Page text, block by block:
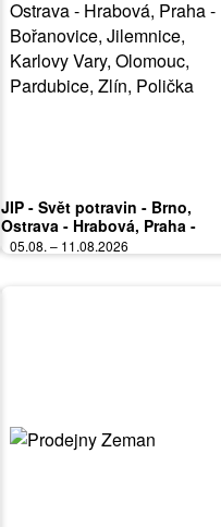
JIP - Svět potravin - Brno,
Ostrava - Hrabová, Praha -
Bořanovice, Jilemnice, Karlovy
05.08. – 11.08.2026